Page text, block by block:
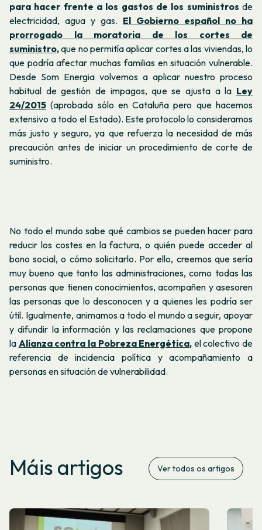
para hacer frente a los gastos de los suministros de
electricidad, agua y gas. El Gobierno español no ha
prorrogado la moratoria de los cortes de
suministro,que no permitía aplicar cortes a las viviendas, lo
que podría afectar muchas familias en situación vulnerable.
Desde Som Energia volvemos a aplicar nuestro proceso
habitual de gestión de impagos, que se ajusta a la Ley
24/2015 (aprobada sólo en Cataluña pero que hacemos
extensivo a todo el Estado). Este protocolo lo consideramos
más justo y seguro, ya que refuerza la necesidad de más
precaución antes de iniciar un procedimiento de corte de
suministro.
No todo el mundo sabe qué cambios se pueden hacer para
reducir los costes en la factura, o quién puede acceder al
bono social, o cómo solicitarlo. Por ello, creemos que sería
muy bueno que tanto las administraciones, como todas las
personas que tienen conocimientos, acompañen y asesoren
las personas que lo desconocen y a quienes les podría ser
útil. Igualmente, animamos a todo el mundo a seguir, apoyar
y difundir la información y las reclamaciones que propone
la Alianza contra la Pobreza Energética, el colectivo de
referencia de incidencia política y acompañamiento a
personas en situación de vulnerabilidad.
Máis artigos Ver todos os artigos